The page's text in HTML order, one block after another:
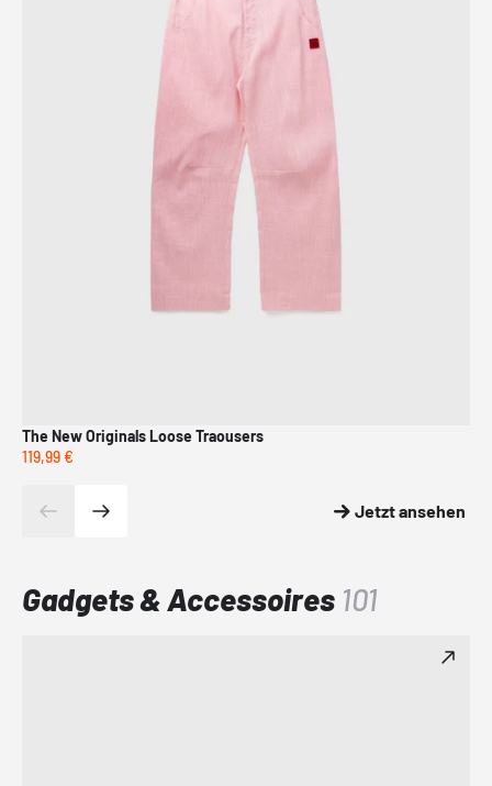
The New Originals Loose Traousers
119,99 €
Jetzt ansehen
Gadgets & Accessoires 101